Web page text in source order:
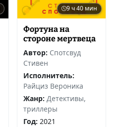
9 ч 40 мин
Фортуна на
стороне мертвеца
Автор: Спотсвуд
Стивен
Исполнитель:
Райциз Вероника
Жанр: Детективы,
триллеры
Год: 2021